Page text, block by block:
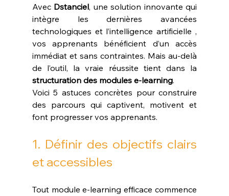
Avec Dstanciel, une solution innovante qui
intègre les dernières avancées
technologiques et l’intelligence artificielle ,
vos apprenants bénéficient d’un accès
immédiat et sans contraintes. Mais au-delà
structuration des modules e-learning.
Voici 5 astuces concrètes pour construire
des parcours qui captivent, motivent et
font progresser vos apprenants.
1. Définir des objectifs clairs
et accessibles
Tout module e-learning efficace commence